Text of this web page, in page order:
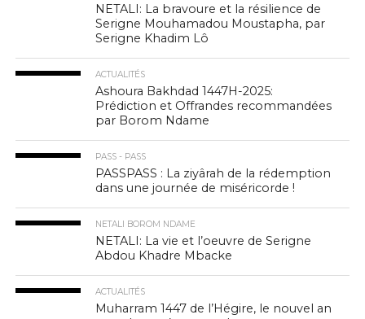
NETALI: La bravoure et la résilience de
Serigne Mouhamadou Moustapha, par
Serigne Khadim Lô
ACTUALITÉS
Ashoura Bakhdad 1447H-2025:
Prédiction et Offrandes recommandées
par Borom Ndame
PASS - PASS
PASSPASS : La ziyârah de la rédemption
dans une journée de miséricorde !
NETALI BOROM NDAME
NETALI: La vie et l’oeuvre de Serigne
Abdou Khadre Mbacke
ACTUALITÉS
Muharram 1447 de l’Hégire, le nouvel an